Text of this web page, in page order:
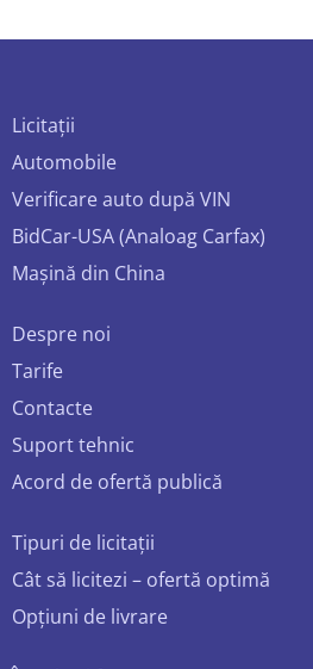
Licitații
Automobile
Verificare auto după VIN
BidCar-USA (Analoag Carfax)
Mașină din China
Despre noi
Tarife
Contacte
Suport tehnic
Acord de ofertă publică
Tipuri de licitații
Cât să licitezi – ofertă optimă
Opțiuni de livrare